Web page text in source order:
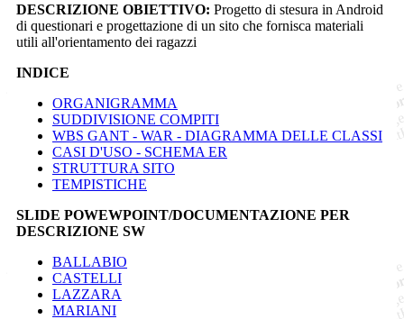
DESCRIZIONE OBIETTIVO: Progetto di stesura in Android
di questionari e progettazione di un sito che fornisca materiali
utili all'orientamento dei ragazzi
INDICE
ORGANIGRAMMA
SUDDIVISIONE COMPITI
WBS GANT - WAR - DIAGRAMMA DELLE CLASSI
CASI D'USO - SCHEMA ER
STRUTTURA SITO
TEMPISTICHE
SLIDE POWEWPOINT/DOCUMENTAZIONE PER
DESCRIZIONE SW
BALLABIO
CASTELLI
LAZZARA
MARIANI